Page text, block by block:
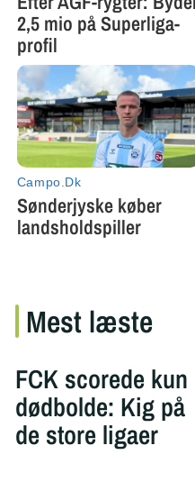
Mest læste
FCK scorede kun
dødbolde: Kig på
de store ligaer